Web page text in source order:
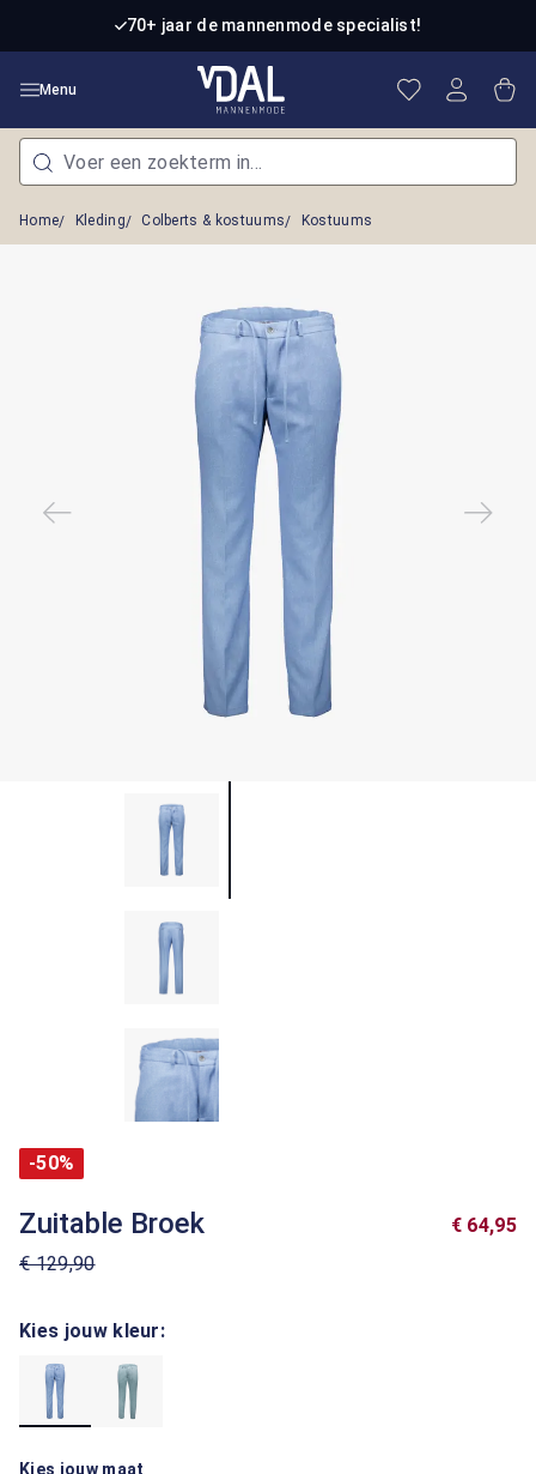
Ga naar de hoofdinhoud70+ jaar de mannenmode specialist!
Menu Je hebt 0
Home Kleding Colberts & kostuums Kostuums
-50%
Zuitable Broek
€ 129,90
€ 64,95
Kies jouw kleur:
Kies jouw maat